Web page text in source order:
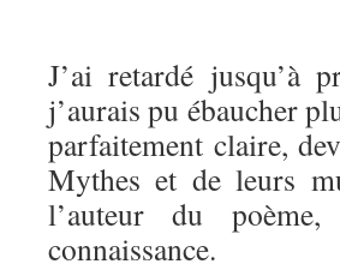
J’ai retardé jusqu’à
j’aurais pu ébaucher
parfaitement claire,
Mythes et de leurs
l’auteur du poème,
connaissance.